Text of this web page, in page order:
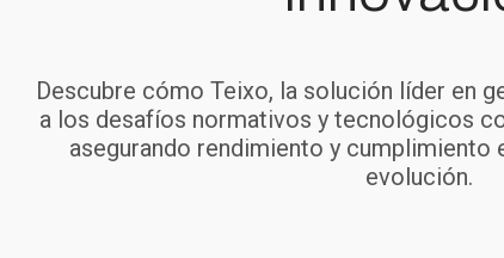
Descubre cómo Teixo, la solución líder en
a los desafíos normativos y tecnológicos
asegurando rendimiento y cumplimiento
evolución.